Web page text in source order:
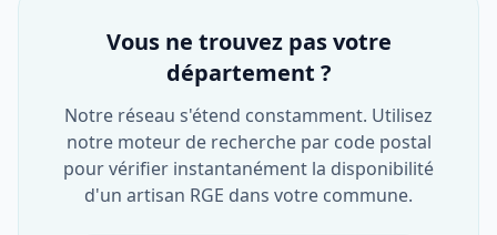
Vous ne trouvez pas votre
département ?
Notre réseau s'étend constamment. Utilisez
notre moteur de recherche par code postal
pour vérifier instantanément la disponibilité
d'un artisan RGE dans votre commune.